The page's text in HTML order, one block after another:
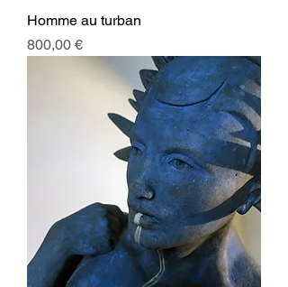
Homme au turban
Prix
800,00 €